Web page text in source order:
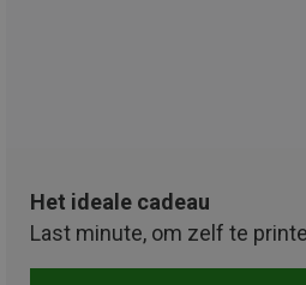
Het ideale cadeau
Last minute, om zelf te